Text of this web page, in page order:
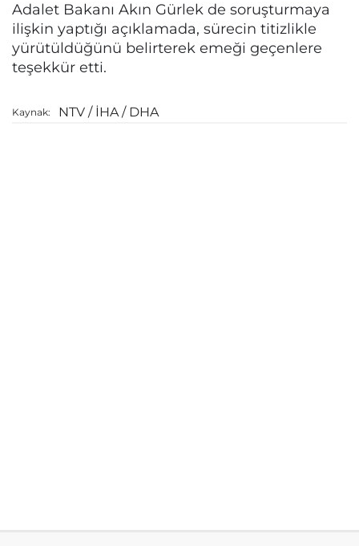
Adalet Bakanı Akın Gürlek de soruşturmaya
ilişkin yaptığı açıklamada, sürecin titizlikle
yürütüldüğünü belirterek emeği geçenlere
teşekkür etti.
Kaynak: NTV / İHA / DHA